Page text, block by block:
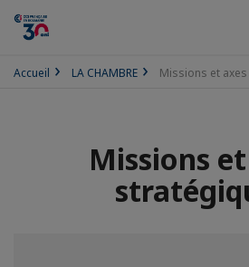
Accueil LA CHAMBRE Missions et
Missions